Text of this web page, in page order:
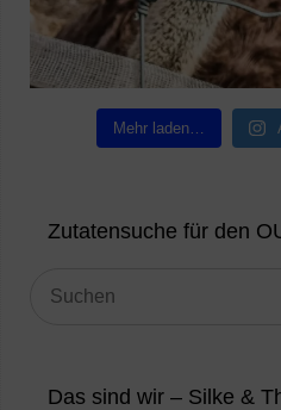
Mehr laden…
Zutatensuche für den
Das sind wir – Silke &